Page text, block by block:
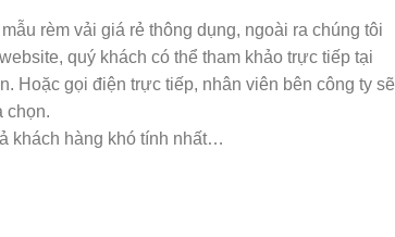
rèm vải giá rẻ thông dụng, ngoài ra chúng tôi
quý khách có thể tham khảo trực tiếp tại
Hoặc gọi điện trực tiếp, nhân viên bên công ty sẽ
chọn.
hàng khó tính nhất…